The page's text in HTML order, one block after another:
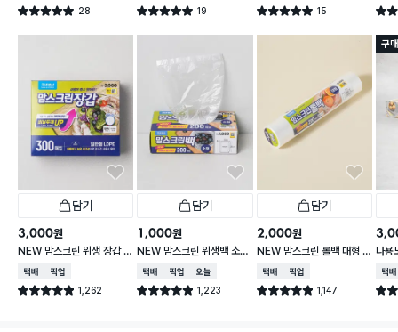
별점 5.0점 28
건 작성 별점 5.0점 19
건 작성 별점 5.0점 15
건 작성 별점
담기
3,000원
NEW 맘스크린 위생 장갑 3
00매입
택배배송매장픽업
별점 4.9점 1,262
건 작성
담기
1,000원
NEW 맘스크린 위생백 소형
200매입
택배배송매장픽업오늘배송
별점 4.9점 1,223
건 작성
담기
2,000원
NEW 맘스크린 롤백 대형 2
00매입
택배배송매장픽업
별점 4.9점 1,147
건 작성
구
다용
택배
별점